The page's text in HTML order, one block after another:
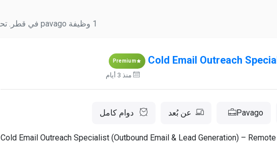
1 وظيفة pavago في قطر. تحديث يومي.
Cold Email Outreach
Premium
منذ 3 أيام
Pavago عن بُعد دوام كامل
Cold Email Outreach Specialist (Outbound Email & Lead Generation) –